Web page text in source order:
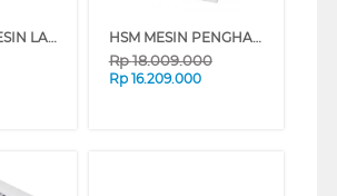
NEWMARK MESIN LAMINATING VISION G-60 HSM MESIN PENGHANCUR KERTAS PAPER SHREDDER HSM_AF150_CC1_9X15
Rp18.009.000
Rp 16.209.000